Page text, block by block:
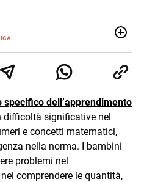
efficace. La sua esperienza
delle disabilità le ha permesso
burnout, ansia e difficoltà nelle
il potenziamento delle sfere più
attraverso il superamento di
emotive, costituisce il nucleo
che siano individuali, di
specifico dell’apprendimento
difficoltà significative nel
e concetti matematici,
nella norma. I bambini
problemi nel
comprendere le quantità,